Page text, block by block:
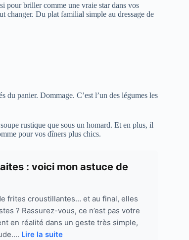
pour briller comme une vraie star dans vos
changer. Du plat familial simple au dressage de
du panier. Dommage. C’est l’un des légumes les
rustique que sous un homard. Et en plus, il
pour vos dîners plus chics.
: voici mon astuce de
frites croustillantes… et au final, elles
? Rassurez-vous, ce n’est pas votre
en réalité dans un geste très simple,
Lire la suite